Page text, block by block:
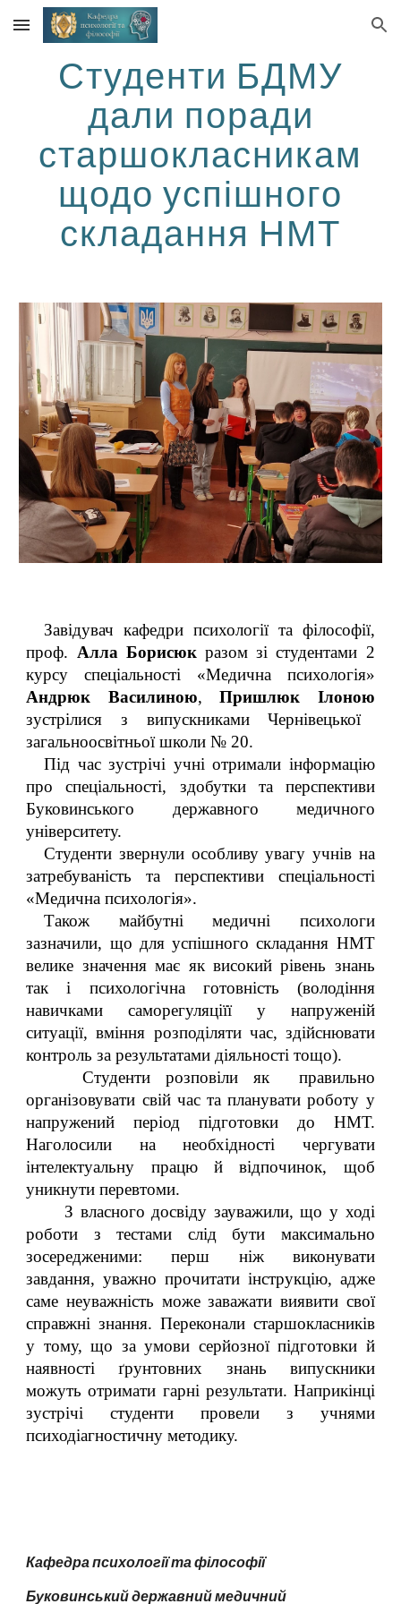
Skip to main content Skip to navigation
Студенти БДМУ
дали поради
старшокласникам
щодо успішного
складання НМТ
Завідувач кафедри психології та філософії,
проф. Алла Борисюкразом зі студентами 2
курсу спеціальності «Медична психологія»
Андрюк Василиною,Пришлюк Ілоною
зустрілися з випускниками Чернівецької
загальноосвітньої школи № 20.
Під час зустрічі учні отримали інформацію
про спеціальності, здобутки та перспективи
Буковинського державного медичного
університету.
Студенти звернули особливу увагу учнів на
затребуваність та перспективи спеціальності
«Медична психологія».
Також майбутні медичні психологи
зазначили, що для успішного складання НМТ
велике значення має як високий рівень знань
так і психологічна готовність (володіння
навичками саморегуляціїї у напруженій
ситуації, вміння розподіляти час, здійснювати
контроль за результатами діяльності тощо).
Студенти розповіли як правильно
організовувати свій час та планувати роботу у
напружений період підготовки до НМТ.
Наголосили на необхідності чергувати
інтелектуальну працю й відпочинок, щоб
уникнути перевтоми.
З власного досвіду зауважили, що у ході
роботи з тестами слід бути максимально
зосередженими: перш ніж виконувати
завдання, уважно прочитати інструкцію, адже
саме неуважність може заважати виявити свої
справжні знання. Переконали старшокласників
у тому, що за умови серйозної підготовки й
наявності ґрунтовних знань випускники
можуть отримати гарні результати. Наприкінці
зустрічі студенти провели з учнями
психодіагностичну методику.
Кафедра психології та філософії
Буковинський державний медичний